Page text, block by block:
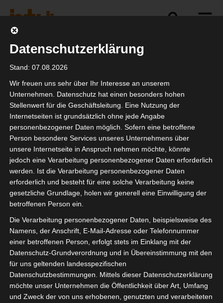
Selbstständigkeit
isdv Business Care
Datenschutzerklärung
Stand: 07.08.2026
Wir freuen uns sehr über Ihr Interesse an unserem
Unternehmen. Datenschutz hat einen besonders hohen
Stellenwert für die Geschäftsleitung. Eine Nutzung der
Internetseiten ist grundsätzlich ohne jede Angabe
personenbezogener Daten möglich. Sofern eine betroffene
Person besondere Services unseres Unternehmens über
unsere Internetseite in Anspruch nehmen möchte, könnte
jedoch eine Verarbeitung personenbezogener Daten erforderlich
werden. Ist die Verarbeitung personenbezogener Daten
erforderlich und besteht für eine solche Verarbeitung keine
gesetzliche Grundlage, holen wir generell eine Einwilligung der
betroffenen Person ein.
Die Verarbeitung personenbezogener Daten, beispielsweise des
Namens, der Anschrift, E-Mail-Adresse oder Telefonnummer
einer betroffenen Person, erfolgt stets im Einklang mit der
Datenschutz-Grundverordnung und in Übereinstimmung mit den
für uns geltenden landesspezifischen
Datenschutzbestimmungen. Mittels dieser Datenschutzerklärung
möchte unser Unternehmen die Öffentlichkeit über Art, Umfang
und Zweck der von uns erhobenen, genutzten und verarbeiteten